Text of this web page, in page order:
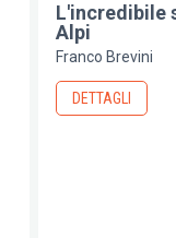
L'incredibile
Alpi
Franco Brevini
DETTAGLI